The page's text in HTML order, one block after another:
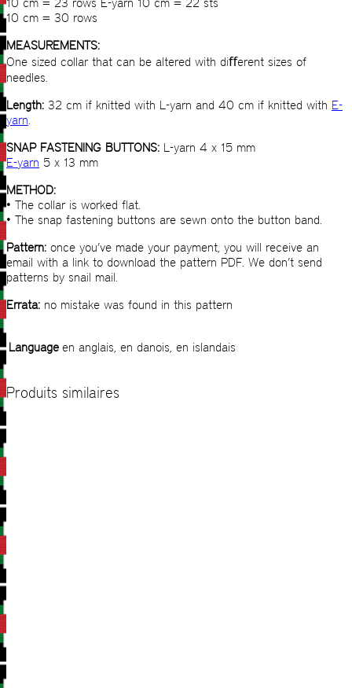
10 cm = 23 rows E-yarn 10 cm = 22 sts
10 cm = 30 rows
MEASUREMENTS:
One sized collar that can be altered with diﬀerent sizes of
needles.
Length: 32 cm if knitted with L-yarn and 40 cm if knitted with E-
yarn.
SNAP FASTENING BUTTONS: L-yarn 4 x 15 mm
E-yarn 5 x 13 mm
METHOD:
• The collar is worked ﬂat.
• The snap fastening buttons are sewn onto the button band.
Pattern: once you’ve made your payment, you will receive an
email with a link to download the pattern PDF. We don’t send
patterns by snail mail.
Errata: no mistake was found in this pattern
Language en anglais, en danois, en islandais
Produits similaires